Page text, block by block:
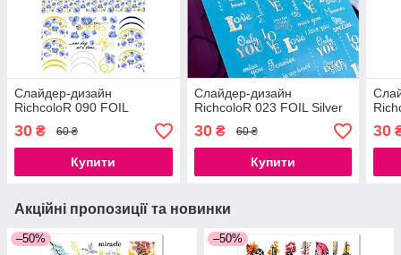
Слайдер-дизайн
RichcoloR 090 FOIL
30 ₴ 60 ₴
Купити
Слайдер-дизайн
RichcoloR 023 FOIL Silver
30₴ 60 ₴
Купити
30
Акційні пропозиції та новинки
–50% –50%